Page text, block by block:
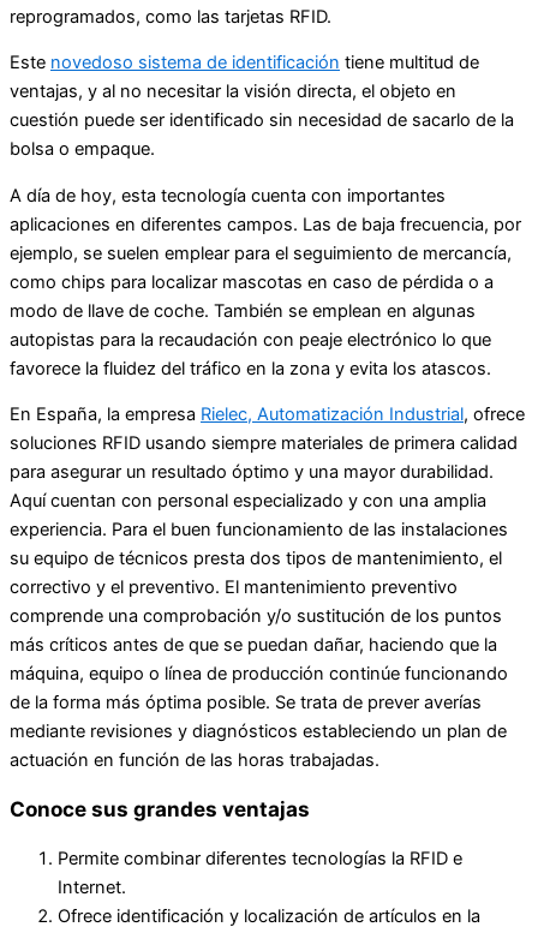
reprogramados, como las tarjetas RFID.
Este novedoso sistema de identificación tiene multitud de
ventajas, y al no necesitar la visión directa, el objeto en
cuestión puede ser identificado sin necesidad de sacarlo de la
bolsa o empaque.
A día de hoy, esta tecnología cuenta con importantes
aplicaciones en diferentes campos. Las de baja frecuencia, por
ejemplo, se suelen emplear para el seguimiento de mercancía,
como chips para localizar mascotas en caso de pérdida o a
modo de llave de coche. También se emplean en algunas
autopistas para la recaudación con peaje electrónico lo que
favorece la fluidez del tráfico en la zona y evita los atascos.
En España, la empresa Rielec, Automatización Industrial, ofrece
soluciones RFID usando siempre materiales de primera calidad
para asegurar un resultado óptimo y una mayor durabilidad.
Aquí cuentan con personal especializado y con una amplia
experiencia. Para el buen funcionamiento de las instalaciones
su equipo de técnicos presta dos tipos de mantenimiento, el
correctivo y el preventivo. El mantenimiento preventivo
comprende una comprobación y/o sustitución de los puntos
más críticos antes de que se puedan dañar, haciendo que la
máquina, equipo o línea de producción continúe funcionando
de la forma más óptima posible. Se trata de prever averías
mediante revisiones y diagnósticos estableciendo un plan de
actuación en función de las horas trabajadas.
Conoce sus grandes ventajas
Permite combinar diferentes tecnologías la RFID e
Internet.
Ofrece identificación y localización de artículos en la